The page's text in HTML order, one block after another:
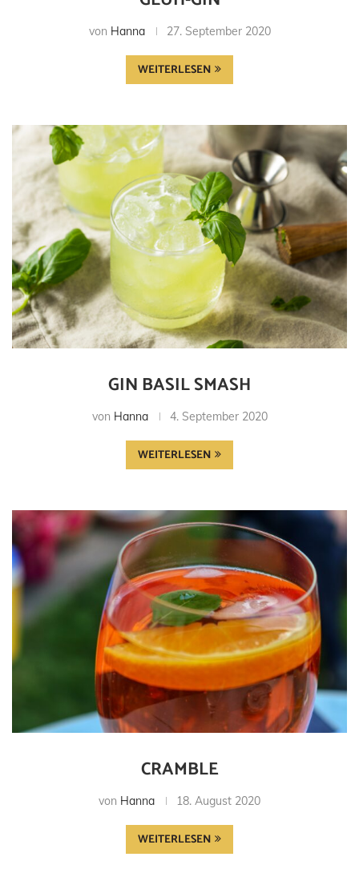
von Hanna 27. September 2020
WEITERLESEN
GIN BASIL SMASH
von Hanna 4. September 2020
WEITERLESEN
CRAMBLE
von Hanna 18. August 2020
WEITERLESEN